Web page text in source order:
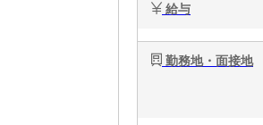
給与
勤務地・面接地